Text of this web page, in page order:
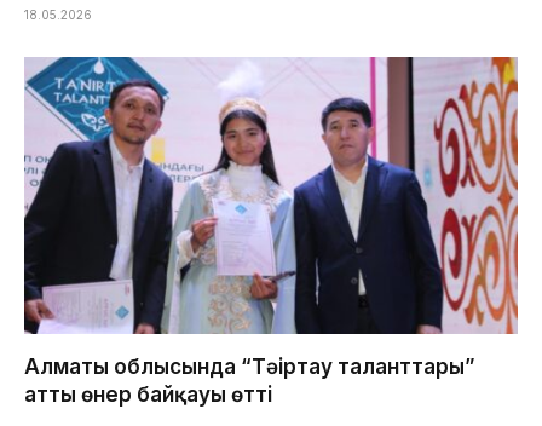
18.05.2026
Алматы облысында “Тәңіртау таланттары”
атты өнер байқауы өтті